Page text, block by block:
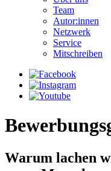
Team
Autor:innen
Netzwerk
Service
Mitschreiben
Warum lachen